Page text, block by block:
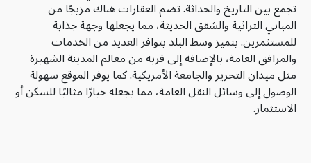
تجمع بين التاريخ والحداثة. تضم العقارات هناك مزيجًا من
المباني التراثية والشقق الحديثة، مما يجعلها وجهة جذابة
للمستثمرين. يتميز وسط البلد بتوافر العديد من الخدمات
والمرافق العامة، بالإضافة إلى قربه من معالم المدينة الشهيرة
مثل ميدان التحرير والجامعة الأمريكية. كما يوفر الموقع سهولة
الوصول إلى وسائل النقل العامة، مما يجعله خيارًا مثاليًا للسكن أو
الاستثمار.